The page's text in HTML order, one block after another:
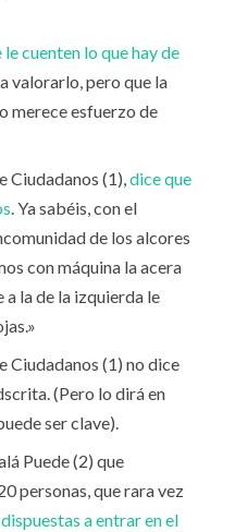
le cuenten lo que hay de
valorarlo, pero que la
merece esfuerzo de
Ciudadanos (1),dice que
. Ya sabéis, con el
de los alcores
con máquina la acera
a la de la izquierda le
Ciudadanos (1) no dice
(Pero lo dirá en
ser clave).
Puede (2) que
personas, que rara vez
a entrar en el